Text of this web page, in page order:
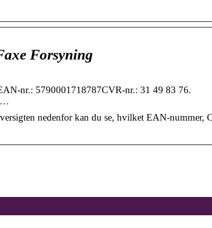
Forsyning
nr.: 5790001718787CVR-nr.: 31 49 83 76.
…
nedenfor kan du se, hvilket EAN-nummer,